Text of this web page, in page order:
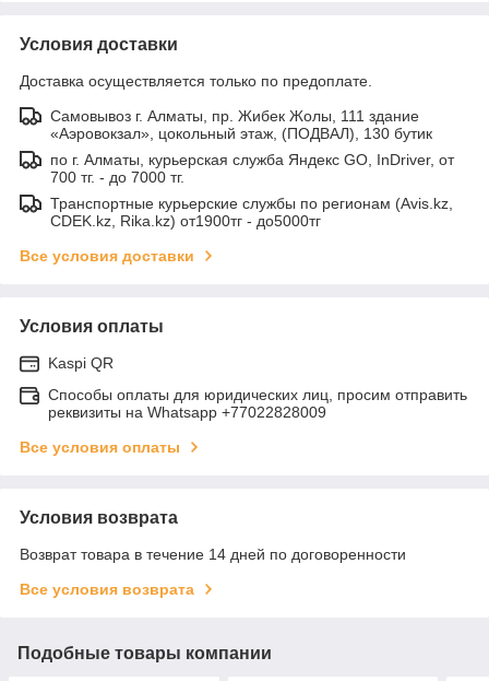
Условия доставки
Доставка осуществляется только по предоплате.
Самовывоз г. Алматы, пр. Жибек Жолы, 111 здание
«Аэровокзал», цокольный этаж, (ПОДВАЛ), 130 бутик
по г. Алматы, курьерская служба Яндекс GO, InDriver, от
700 тг. - до 7000 тг.
Транспортные курьерские службы по регионам (Avis.kz,
CDEK.kz, Rika.kz) от1900тг - до5000тг
Все условия доставки
Условия оплаты
Kaspi QR
Способы оплаты для юридических лиц, просим отправить
реквизиты на Whatsapp +77022828009
Все условия оплаты
Условия возврата
Возврат товара в течение 14 дней по договоренности
Все условия возврата
Подобные товары компании